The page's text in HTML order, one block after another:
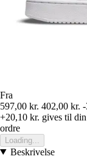
Fra
597,00 kr. 402,00 kr.
+20,10 kr. gives til
ordre
Loading...
Beskrivelse